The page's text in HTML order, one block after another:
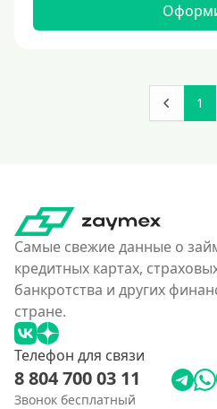
1
Самые свежие данные о
кредитных картах,
банкротства и других
стране.
Телефон для связи
8 804 700 03 11
Звонок бесплатный